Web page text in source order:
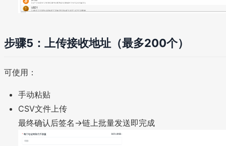
步骤5：上传接收地址（最多200个）
可使用：
手动粘贴
CSV文件上传
最终确认后签名→链上批量发送即完成